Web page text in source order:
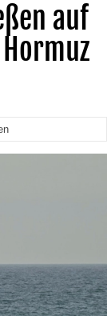
auf